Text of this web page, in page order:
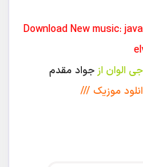
Download New music:
الوان از جواد مقدم
موزیک ///